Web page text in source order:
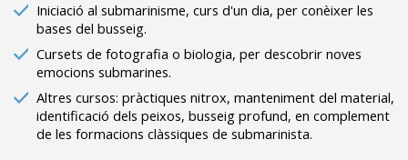
Iniciació al submarinisme, curs d'un dia, per conèixer les
bases del busseig.
Cursets de fotografia o biologia, per descobrir noves
emocions submarines.
Altres cursos: pràctiques nitrox, manteniment del material,
identificació dels peixos, busseig profund, en complement
de les formacions clàssiques de submarinista.